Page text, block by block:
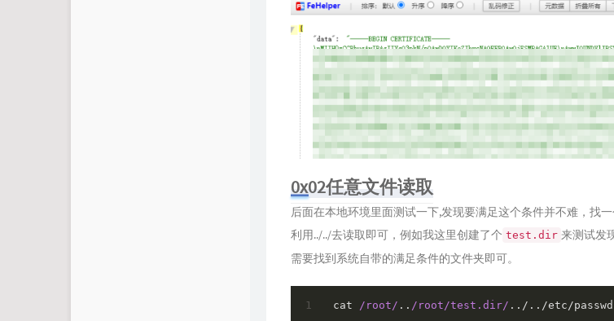
0x02任意文件读取
后面在本地环境里面测试一下,发现要满足这个条件并不难，找
利用../../去读取即可，例如我这里创建了个 test.dir 来测试发
需要找到系统自带的满足条件的文件夹即可。
cat /root/ .. /root/test.dir/ ../../etc/passwd